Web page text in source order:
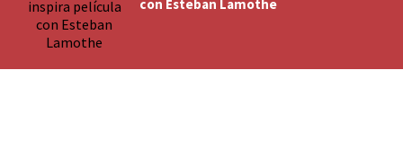
con Esteban Lamothe